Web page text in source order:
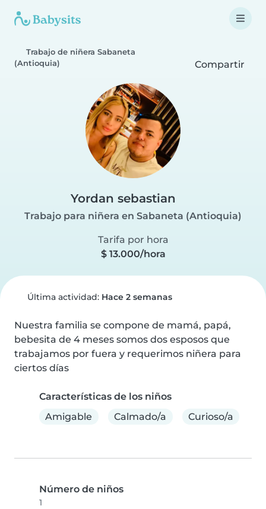
Trabajo de niñera Sabaneta
(Antioquia)
Compartir
Yordan sebastian
Trabajo para niñera en Sabaneta (Antioquia)
Tarifa por hora
$ 13.000/hora
Última actividad: Hace 2 semanas
Nuestra familia se compone de mamá, papá,
bebesita de 4 meses somos dos esposos que
trabajamos por fuera y requerimos niñera para
ciertos días
Características de los niños
Amigable
Calmado/a Curioso/a
Número de niños
1